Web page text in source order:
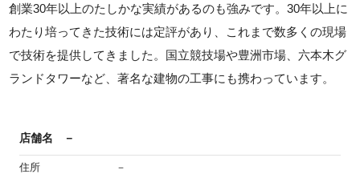
創業30年以上のたしかな実績があるのも強みです。30年以上に
わたり培ってきた技術には定評があり、これまで数多くの現場
で技術を提供してきました。国立競技場や豊洲市場、六本木グ
ランドタワーなど、著名な建物の工事にも携わっています。
店舗名 －
住所 －